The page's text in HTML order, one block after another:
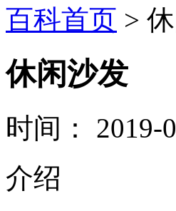
百科首页 >
休闲沙发
时间： 2019-
介绍